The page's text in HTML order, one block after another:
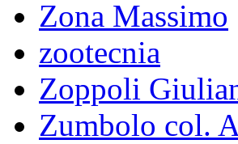
Zona Massimo
zootecnia
Zoppoli
Zumbolo col.